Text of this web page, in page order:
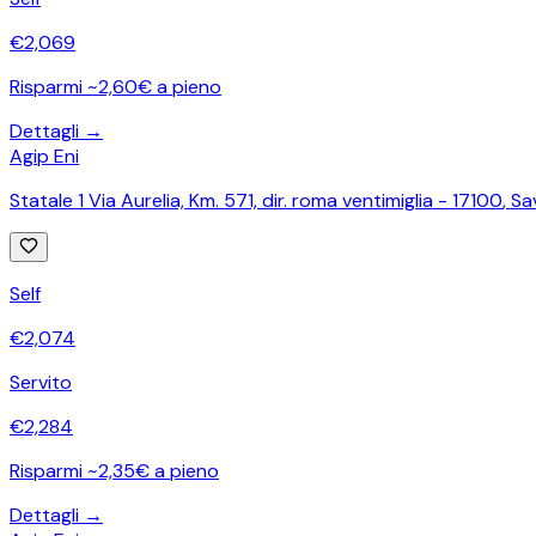
€2,069
Risparmi ~2,60€ a pieno
Dettagli →
Agip Eni
Statale 1 Via Aurelia, Km. 571, dir. roma ventimiglia - 17100,
Self
€2,074
Servito
€2,284
Risparmi ~2,35€ a pieno
Dettagli →